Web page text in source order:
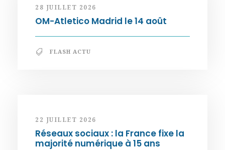
28 JUILLET 2026
OM-Atletico Madrid le 14 août
FLASH ACTU
22 JUILLET 2026
Réseaux sociaux : la France fixe la
majorité numérique à 15 ans